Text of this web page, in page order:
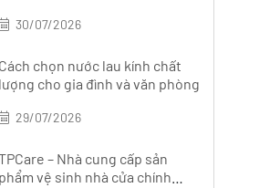
30/07/2026
Cách chọn nước lau kính chất
lượng cho gia đình và văn phòng
29/07/2026
– Nhà cung cấp sản
phẩm vệ sinh nhà cửa chính